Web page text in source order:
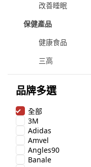
改善睡眠
保健產品
健康食品
三高
品牌多選
全部
3M
Adidas
Amvel
Angles90
Banale